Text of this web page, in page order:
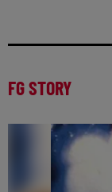
FG STORY